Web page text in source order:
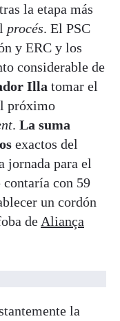
la etapa más
procés. El PSC
y ERC y los
considerable de
Illa tomar el
próximo
. La suma
exactos del
jornada para el
con 59
un cordón
de Aliança
la